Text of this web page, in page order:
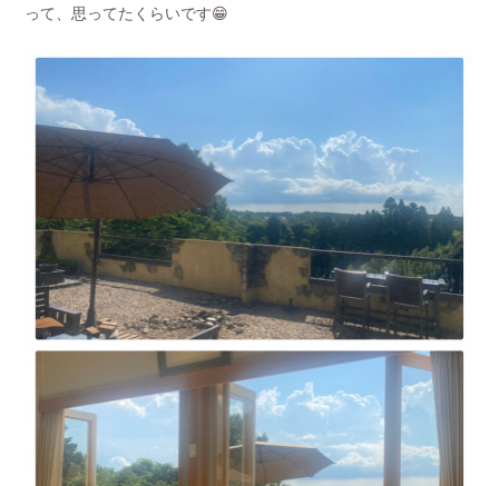
って、思ってたくらいです😁